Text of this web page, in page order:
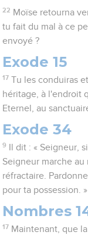
22 Moïse retourna
tu fait du mal à ce
envoyé ?
Exode 15
17 Tu les conduiras
héritage, à l'endroit
Eternel, au
Exode 34
9
Il dit : « Seigneur,
Seigneur marche
réfractaire.
pour ta possession. »
Nombres
17 Maintenant, que